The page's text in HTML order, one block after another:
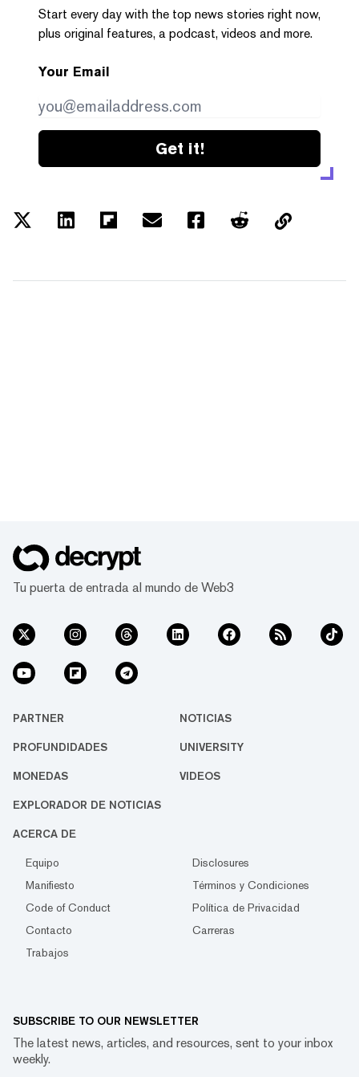
Start every day with the top news stories right now,
plus original features, a podcast, videos and more.
Your Email
Get it!
Tu puerta de entrada al mundo de Web3
PARTNER NOTICIAS
PROFUNDIDADES UNIVERSITY
MONEDAS VIDEOS
EXPLORADOR DE NOTICIAS
ACERCA DE
Equipo
Disclosures
Manifiesto
Términos y Condiciones
Code of Conduct
Política de Privacidad
Contacto
Carreras
Trabajos
SUBSCRIBE TO OUR NEWSLETTER
The latest news, articles, and resources, sent to your inbox
weekly.